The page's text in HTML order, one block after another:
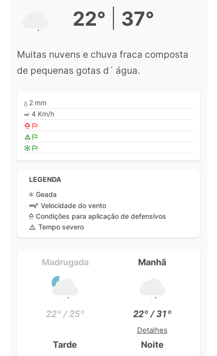
22° 37°
Muitas nuvens e chuva fraca composta
de pequenas gotas d´ água.
2 mm
4 Km/h
LEGENDA
Geada
Velocidade do vento
Condições para aplicação de defensivos
Tempo severo
Madrugada
22º / 25º
Manhã
22º / 31º
Detalhes
Tarde Noite